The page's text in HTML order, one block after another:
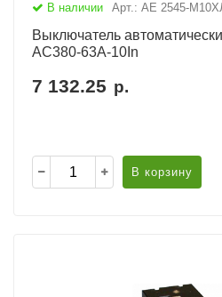
В наличии Арт.: АЕ 2545-
Выключатель
AC380-63А-10In
7 132.25 р.
В корзину